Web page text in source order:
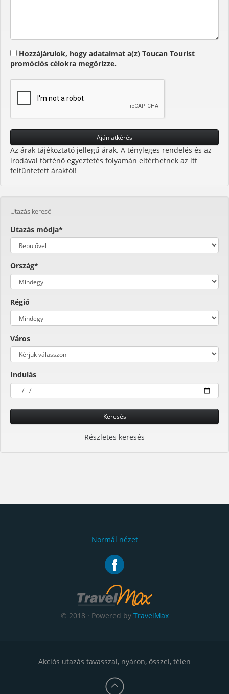
Hozzájárulok, hogy adataimat a(z) Toucan Tourist
promóciós célokra megőrizze.
Az árak tájékoztató jellegű árak. A tényleges rendelés és az
irodával történő egyeztetés folyamán eltérhetnek az itt
feltüntetett áraktól!
Utazás kereső
Utazás módja*
Ország*
Régió
Város
Indulás
Keresés
Részletes keresés
Normál nézet
© 2018 · Powered by TravelMax
Akciós utazás tavasszal, nyáron, ősszel, télen